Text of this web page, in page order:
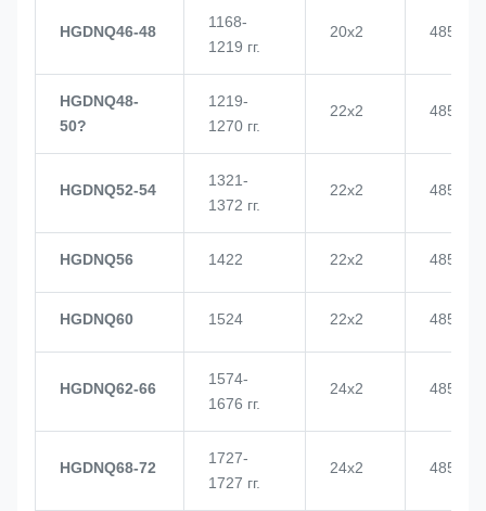
HGDNQ46-48
1168-
1219 гг.
20х2 4855
HGDNQ48-
50?
1219-
1270 гг.
22х2 4855
HGDNQ52-54
1321-
1372 гг.
22х2 4855
HGDNQ56 1422 22х2 4855
HGDNQ60 1524 22х2 4855
HGDNQ62-66
1574-
1676 гг.
24х2 4855
HGDNQ68-72
1727-
1727 гг.
24х2 4855